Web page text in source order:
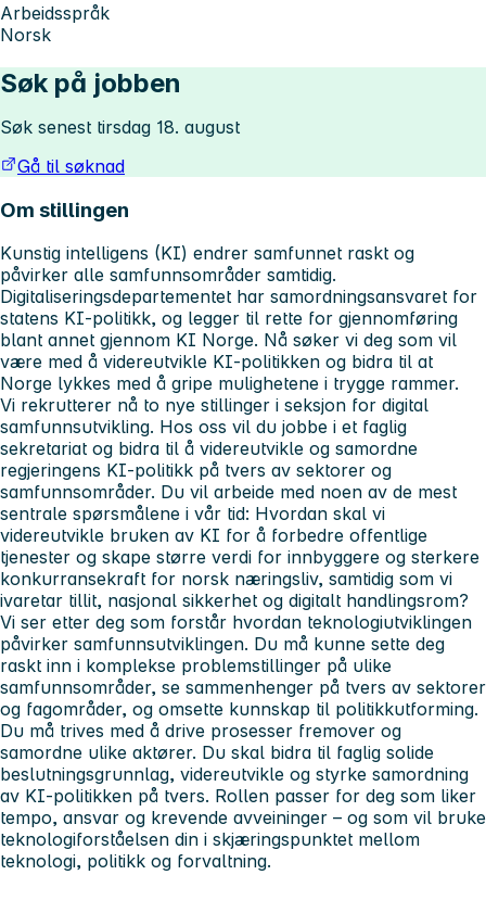
Arbeidsspråk
Norsk
Søk på jobben
Søk senest tirsdag 18. august
Gå til søknad
Om stillingen
Kunstig intelligens (KI) endrer samfunnet raskt og
påvirker alle samfunnsområder samtidig.
Digitaliseringsdepartementet har samordningsansvaret for
statens KI-politikk, og legger til rette for gjennomføring
blant annet gjennom KI Norge. Nå søker vi deg som vil
være med å videreutvikle KI-politikken og bidra til at
Norge lykkes med å gripe mulighetene i trygge rammer.
Vi rekrutterer nå to nye stillinger i seksjon for digital
samfunnsutvikling. Hos oss vil du jobbe i et faglig
sekretariat og bidra til å videreutvikle og samordne
regjeringens KI-politikk på tvers av sektorer og
samfunnsområder. Du vil arbeide med noen av de mest
sentrale spørsmålene i vår tid: Hvordan skal vi
videreutvikle bruken av KI for å forbedre offentlige
tjenester og skape større verdi for innbyggere og sterkere
konkurransekraft for norsk næringsliv, samtidig som vi
ivaretar tillit, nasjonal sikkerhet og digitalt handlingsrom?
Vi ser etter deg som forstår hvordan teknologiutviklingen
påvirker samfunnsutviklingen. Du må kunne sette deg
raskt inn i komplekse problemstillinger på ulike
samfunnsområder, se sammenhenger på tvers av sektorer
og fagområder, og omsette kunnskap til politikkutforming.
Du må trives med å drive prosesser fremover og
samordne ulike aktører. Du skal bidra til faglig solide
beslutningsgrunnlag, videreutvikle og styrke samordning
av KI-politikken på tvers. Rollen passer for deg som liker
tempo, ansvar og krevende avveininger – og som vil bruke
teknologiforståelsen din i skjæringspunktet mellom
teknologi, politikk og forvaltning.